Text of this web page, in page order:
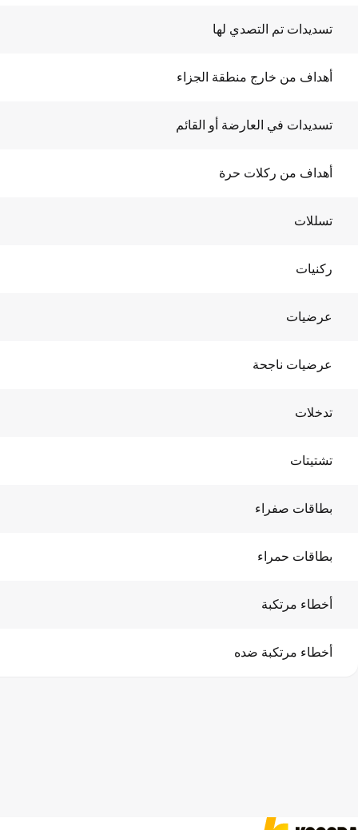
تسديدات تم التصدي لها
أهداف من خارج منطقة الجزاء
تسديدات في العارضة أو القائم
أهداف من ركلات حرة
تسللات
ركنيات
عرضيات
عرضيات ناجحة
تدخلات
تشتيتات
بطاقات صفراء
بطاقات حمراء
أخطاء مرتكبة
أخطاء مرتكبة ضده